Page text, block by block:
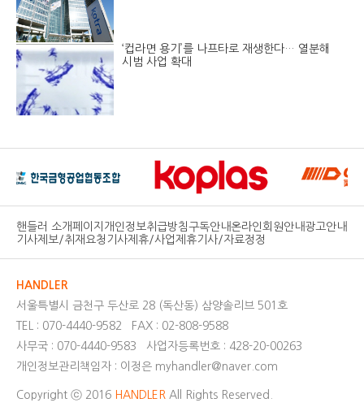
‘컵라면 용기’를 나프타로 재생한다… 열분해
시범 사업 확대
핸들러 소개페이지 개인정보취급방침구독안내온라인회원안내광고안내
기사제보/취재요청 기사제휴/사업제휴기사/자료정정
HANDLER
서울특별시 금천구 두산로 28 (독산동) 삼양솔리브 501호
TEL : 070-4440-9582
FAX : 02-808-9588
사무국 : 070-4440-9583
사업자등록번호 : 428-20-00263
개인정보관리책임자 : 이정은 myhandler@naver.com
Copyright ⓒ 2016 HANDLER All Rights Reserved.